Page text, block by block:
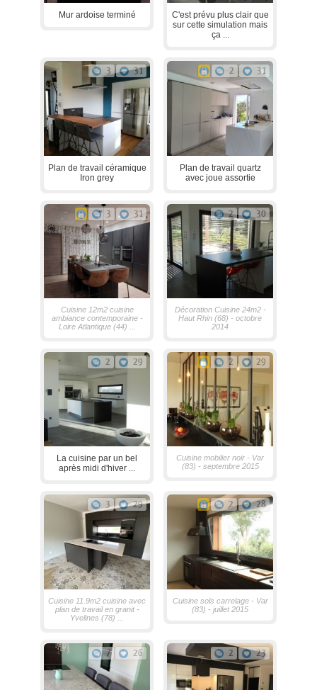
Mur ardoise terminé
C'est prévu plus clair que
sur cette simulation mais
ça ...
3 31
Plan de travail céramique
Iron grey
2 31
Plan de travail quartz
avec joue assortie
3 31
Cuisine 12m2 cuisine
ambiance contemporaine -
Loire Atlantique (44) ...
2 30
Décoration Cuisine 24m2 -
Haut Rhin (68) - octobre
2014
2 29
La cuisine par un bel
après midi d'hiver ...
2 29
Cuisine mobilier noir - Var
(83) - septembre 2015
3 29
Cuisine 11.9m2 cuisine avec
plan de travail en granit -
Yvelines (78) ...
2 28
Cuisine sols carrelage - Var
(83) - juillet 2015
7 26 2 23